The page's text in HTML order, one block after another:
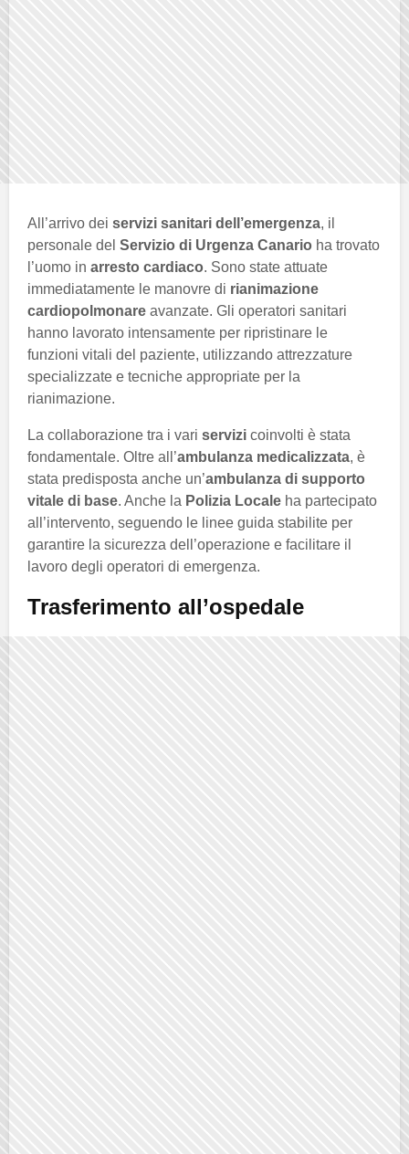
All’arrivo dei servizi sanitari dell’emergenza, il
personale del Servizio di Urgenza Canario ha trovato
l’uomo in arresto cardiaco. Sono state attuate
immediatamente le manovre di rianimazione
cardiopolmonare avanzate. Gli operatori sanitari
hanno lavorato intensamente per ripristinare le
funzioni vitali del paziente, utilizzando attrezzature
specializzate e tecniche appropriate per la
rianimazione.
La collaborazione tra i vari servizi coinvolti è stata
fondamentale. Oltre all’ambulanza medicalizzata, è
stata predisposta anche un’ambulanza di supporto
vitale di base. Anche la Polizia Locale ha partecipato
all’intervento, seguendo le linee guida stabilite per
garantire la sicurezza dell’operazione e facilitare il
lavoro degli operatori di emergenza.
Trasferimento all’ospedale